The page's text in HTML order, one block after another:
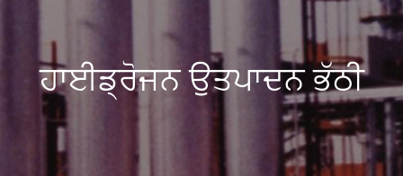
ਹਾਈਡ੍ਰੋਜਨ ਉਤਪਾਦਨ ਭੱਠੀ